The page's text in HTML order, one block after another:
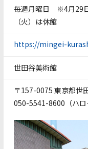
毎週月曜日 ※4月29日
（火）は休館
https://mingei-
世田谷美術館
〒157-0075 東京都世
050-5541-8600（ハロ